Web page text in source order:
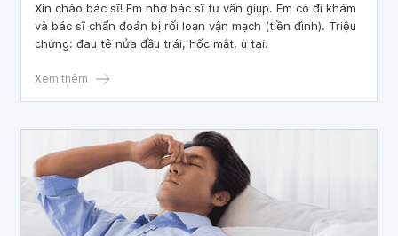
Xin chào bác sĩ! Em nhờ bác sĩ tư vấn giúp. Em có đi khám
và bác sĩ chẩn đoán bị rối loạn vận mạch (tiền đình). Triệu
chứng: đau tê nửa đầu trái, hốc mắt, ù tai.
Xem thêm